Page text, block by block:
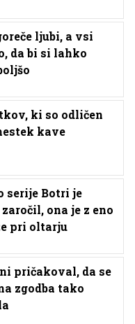
ljubi, a vsi
da bi si lahko
ki so odličen
kave
serije Botri je
ona je z eno
pri oltarju
pričakoval, da se
zgodba tako